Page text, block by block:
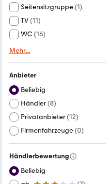
Seitensitzgruppe(1)
TV(11)
WC (16)
Mehr...
Anbieter
Beliebig
Händler(8)
Privatanbieter(12)
Firmenfahrzeuge(0)
Händlerbewertung
Beliebig